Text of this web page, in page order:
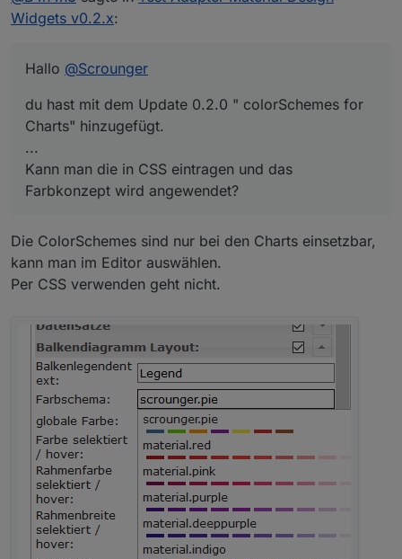
Hierzu hab ich eine Frage: Kann ich die Farbangaben
wird angewendet?
Falls es bereits einen Thread dazu gab, wäre ein Link
super.
Vielen Dank für die Hilfe.
Grüße B4n4n3
Widgets v0.2.x:
Hallo @Scrounger
du hast mit dem Update 0.2.0 " colorSchemes for
Charts" hinzugefügt.
...
Kann man die in CSS eintragen und das
Farbkonzept wird angewendet?
Die ColorSchemes sind nur bei den Charts einsetzbar,
kann man im Editor auswählen.
Per CSS verwenden geht nicht.